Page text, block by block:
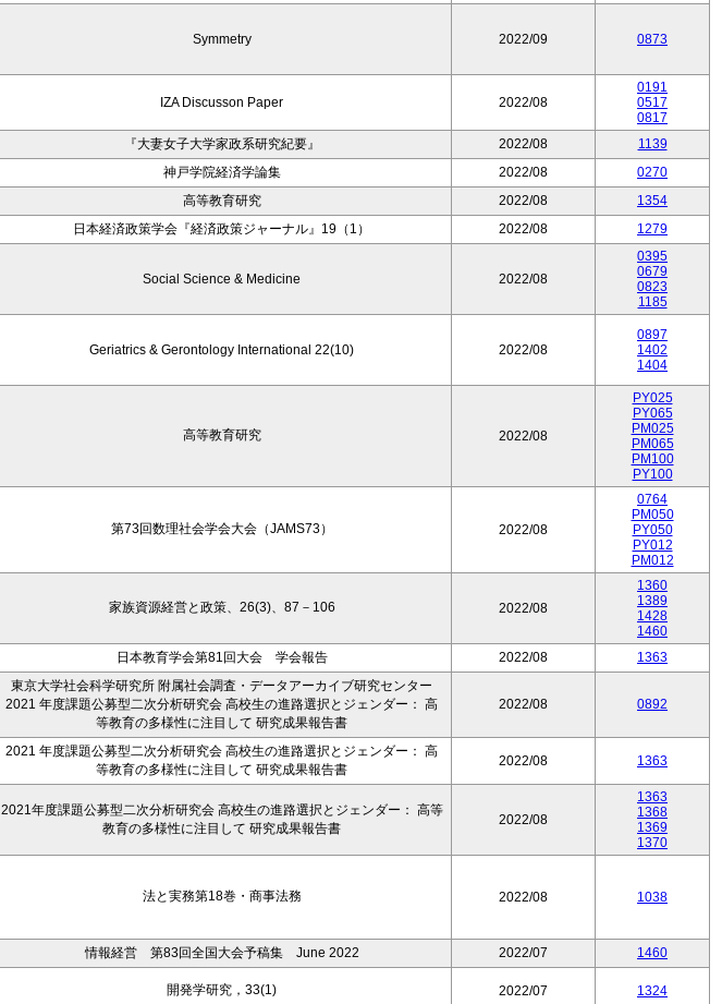
Symmetry 2022/09 0873
IZA Discusson Paper 2022/08
0191
0517
0817
『大妻女子大学家政系研究紀要』 2022/08
1139
神戸学院経済学論集 2022/08
0270
高等教育研究 2022/08
1354
日本経済政策学会『経済政策ジャーナル』19（1） 2022/08 1279
Social Science & Medicine 2022/08
0395
0679
0823
1185
Geriatrics & Gerontology International 22(10) 2022/08
0897
1402
1404
高等教育研究 2022/08
PY025
PY065
PM025
PM065
PM100
PY100
第73回数理社会学会大会（JAMS73） 2022/08
0764
PM050
PY050
PY012
PM012
家族資源経営と政策、26(3)、87－106 2022/08
1360
1389
1428
1460
日本教育学会第81回大会 学会報告 2022/08 1363
東京大学社会科学研究所 附属社会調査・データアーカイブ研究センター
2021 年度課題公募型二次分析研究会 高校生の進路選択とジェンダー： 高
等教育の多様性に注目して 研究成果報告書
2022/08 0892
2021 年度課題公募型二次分析研究会 高校生の進路選択とジェンダー： 高
等教育の多様性に注目して 研究成果報告書
2022/08 1363
2021年度課題公募型二次分析研究会 高校生の進路選択とジェンダー： 高等
教育の多様性に注目して 研究成果報告書
2022/08
1363
1368
1369
1370
法と実務第18巻・商事法務 2022/08 1038
情報経営 第83回全国大会予稿集 June 2022 2022/07 1460
開発学研究，33(1) 2022/07 1324